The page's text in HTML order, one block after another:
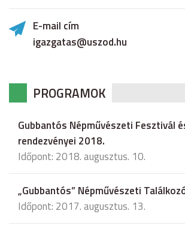
E-mail cím
igazgatas@uszod.hu
PROGRAMOK
Gubbantós Népművészeti Fesztivál
rendezvényei 2018.
Időpont: 2018. augusztus. 10.
„Gubbantós” Népművészeti
Időpont: 2017. augusztus. 13.